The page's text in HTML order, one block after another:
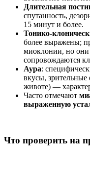
Длительная
спутанность,
15 минут и более.
Тонико-
более выражены;
миоклонии, но
сопровождаются
Аура:
вкусы,
животе) —
Часто отмечают
выраженную
Что проверить на